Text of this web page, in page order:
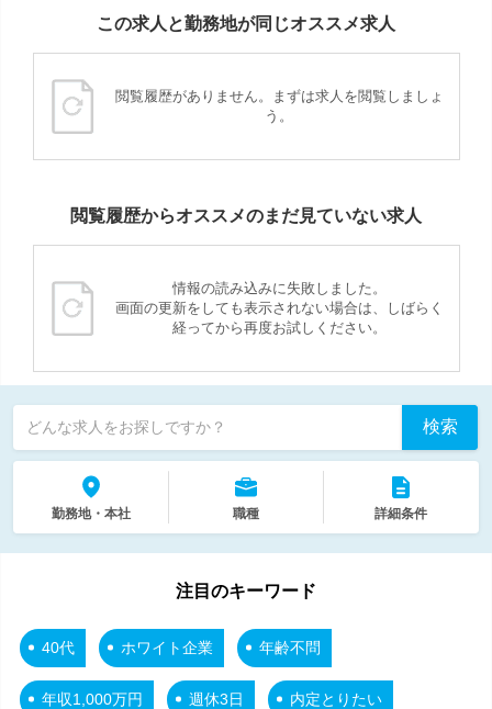
この求人と勤務地が同じオススメ求人
閲覧履歴がありません。まずは求人を閲覧しましょ
う。
閲覧履歴からオススメのまだ見ていない求人
情報の読み込みに失敗しました。
画面の更新をしても表示されない場合は、しばらく
経ってから再度お試しください。
どんな求人をお探しですか？ 検索
勤務地・本社 職種 詳細条件
注目のキーワード
40代 ホワイト企業 年齢不問
年収1,000万円 週休3日 内定とりたい